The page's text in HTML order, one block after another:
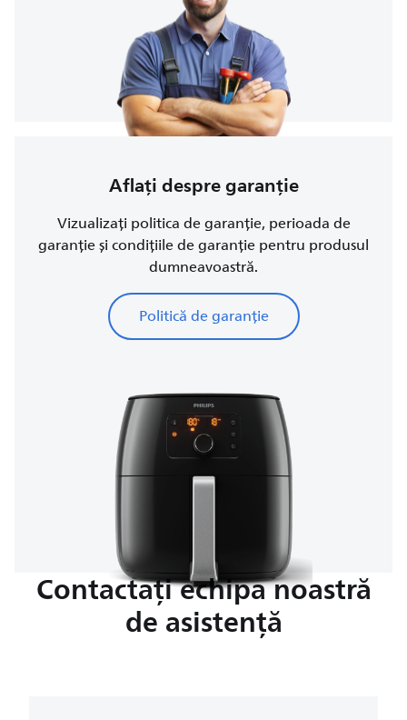
Aflați despre garanție
Vizualizați politica de garanție, perioada de
garanție și condițiile de garanție pentru produsul
dumneavoastră.
Politică de garanție
Contactați echipa noastră
de asistență